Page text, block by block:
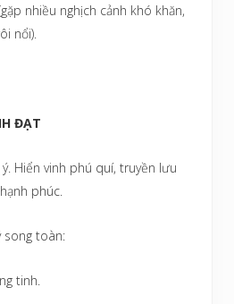
nhiều nghịch cảnh khó khăn,
nổi).
ĐẠT
Hiển vinh phú quí, truyền lưu
phúc.
song toàn:
tinh.